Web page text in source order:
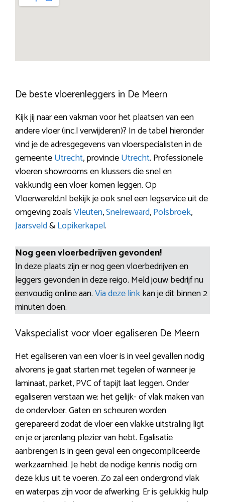
De beste vloerenleggers in De Meern
Kijk jij naar een vakman voor het plaatsen van een
andere vloer (inc.l verwijderen)? In de tabel hieronder
vind je de adresgegevens van vloerspecialisten in de
gemeenteUtrecht, provincieUtrecht. Professionele
vloeren showrooms en klussers die snel en
vakkundig een vloer komen leggen. Op
Vloerwereld.nl bekijk je ook snel een legservice uit de
omgeving zoalsVleuten,Snelrewaard,Polsbroek,
Jaarsveld&Lopikerkapel.
Nog geen vloerbedrijven gevonden!
In deze plaats zijn er nog geen vloerbedrijven en
leggers gevonden in deze reigo. Meld jouw bedrijf nu
eenvoudig online aan.Via deze linkkan je dit binnen 2
minuten doen.
Vakspecialist voor vloer egaliseren De Meern
Het egaliseren van een vloer is in veel gevallen nodig
alvorens je gaat starten met tegelen of wanneer je
laminaat, parket, PVC of tapijt laat leggen. Onder
egaliseren verstaan we: het gelijk- of vlak maken van
de ondervloer. Gaten en scheuren worden
gerepareerd zodat de vloer een vlakke uitstraling ligt
en je er jarenlang plezier van hebt. Egalisatie
aanbrengen is in geen geval een ongecompliceerde
werkzaamheid. Je hebt de nodige kennis nodig om
deze klus uit te voeren. Zo zal een ondergrond vlak
en waterpas zijn voor de afwerking. Er is gelukkig hulp